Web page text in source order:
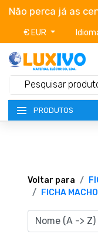
Não perca já as
€ EUR
PRODUTOS
TERMOS E CONDIÇÕES
Voltar para
FICHA